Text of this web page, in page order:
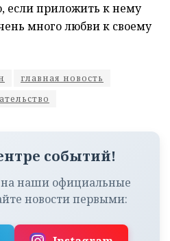
если приложить к нему
много любви к своему
главная новость
событий!
наши официальные
новости первыми: